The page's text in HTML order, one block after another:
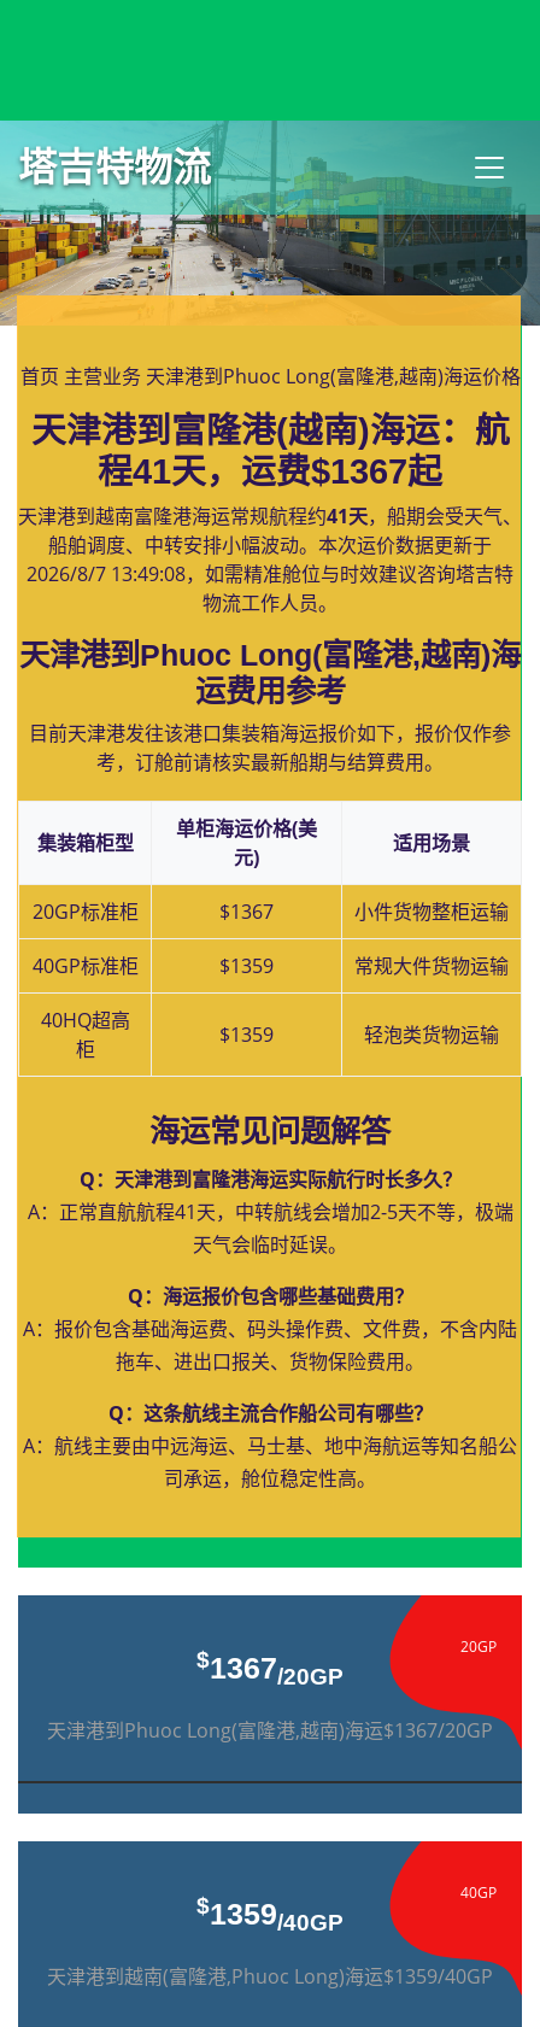
塔吉特物流
首页 主营业务 天津港到Phuoc Long(富隆港,越南)海运价格
天津港到富隆港(越南)海运：航
程41天，运费$1367起
天津港到越南富隆港海运常规航程约41天，船期会受天气、
船舶调度、中转安排小幅波动。本次运价数据更新于
2026/8/7 13:49:08，如需精准舱位与时效建议咨询塔吉特
物流工作人员。
天津港到Phuoc Long(富隆港,越南)海
运费用参考
目前天津港发往该港口集装箱海运报价如下，报价仅作参
考，订舱前请核实最新船期与结算费用。
集装箱柜型
单柜海运价格(美
元)
适用场景
20GP标准柜 $1367 小件货物整柜运输
40GP标准柜 $1359 常规大件货物运输
40HQ超高
柜
$1359 轻泡类货物运输
海运常见问题解答
Q：天津港到富隆港海运实际航行时长多久？
A：正常直航航程41天，中转航线会增加2-5天不等，极端
天气会临时延误。
Q：海运报价包含哪些基础费用？
A：报价包含基础海运费、码头操作费、文件费，不含内陆
拖车、进出口报关、货物保险费用。
Q：这条航线主流合作船公司有哪些？
A：航线主要由中远海运、马士基、地中海航运等知名船公
司承运，舱位稳定性高。
20GP
$1367/20GP
天津港到Phuoc Long(富隆港,越南)海运$1367/20GP
40GP
$1359/40GP
天津港到越南(富隆港,Phuoc Long)海运$1359/40GP